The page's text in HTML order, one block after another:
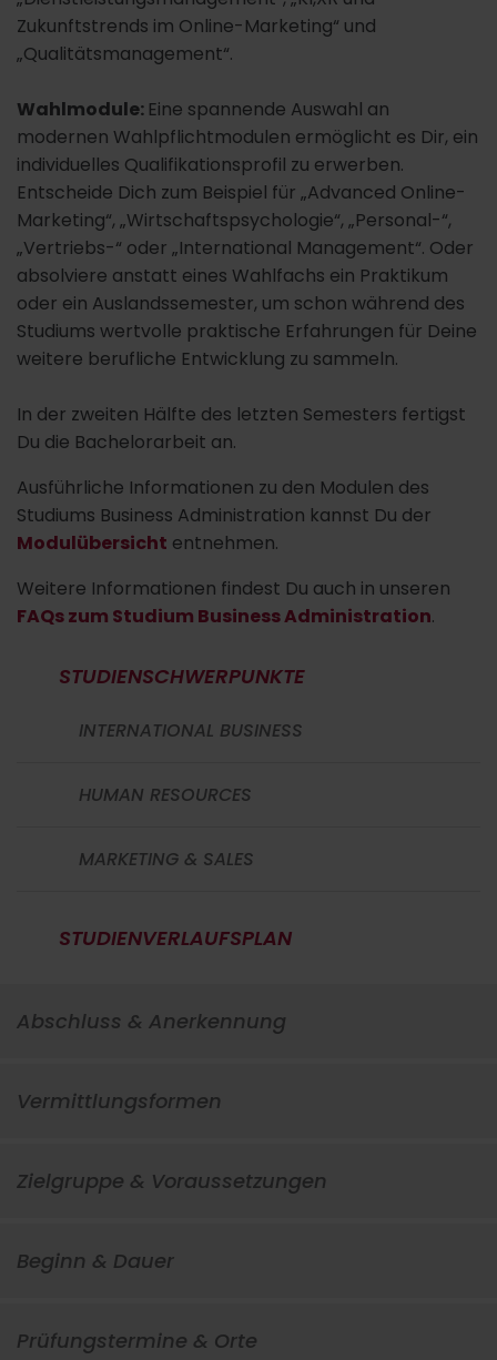
Zukunftstrends im Online-Marketing“ und
„Qualitätsmanagement“.
Wahlmodule: Eine spannende Auswahl an
modernen Wahlpflichtmodulen ermöglicht es Dir, ein
individuelles Qualifikationsprofil zu erwerben.
Entscheide Dich zum Beispiel für „Advanced Online-
Marketing“, „Wirtschaftspsychologie“, „Personal-“,
„Vertriebs-“ oder „International Management“. Oder
absolviere anstatt eines Wahlfachs ein Praktikum
oder ein Auslandssemester, um schon während des
Studiums wertvolle praktische Erfahrungen für Deine
weitere berufliche Entwicklung zu sammeln.
In der zweiten Hälfte des letzten Semesters fertigst
Du die Bachelorarbeit an.
Ausführliche Informationen zu den Modulen des
Studiums Business Administration kannst Du der
Modulübersicht entnehmen.
Weitere Informationen findest Du auch in unseren
FAQs zum Studium Business Administration.
STUDIENSCHWERPUNKTE
INTERNATIONAL BUSINESS
HUMAN RESOURCES
MARKETING & SALES
STUDIENVERLAUFSPLAN
Abschluss & Anerkennung
Vermittlungsformen
Zielgruppe & Voraussetzungen
Beginn & Dauer
Prüfungstermine & Orte